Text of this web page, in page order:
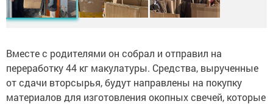
Вместе с родителями он собрал и отправил на
переработку 44 кг макулатуры. Средства, вырученные
от сдачи вторсырья, будут направлены на покупку
материалов для изготовления окопных свечей, которые